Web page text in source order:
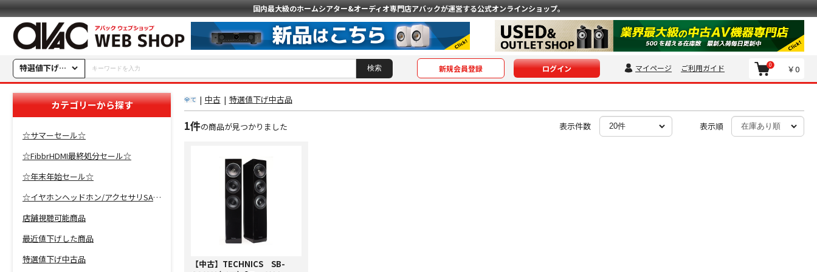
国内最大級のホームシアター&オーディオ専門店アバックが運営する公式オンラインショップ。
特選値下げ中古品 新規会員登録 ログイン マイページ ご利用ガイド ￥0
0
カテゴリーから探す
☆サマーセール☆
☆FibbrHDMI最終処分セール☆
☆年末年始セール☆
☆イヤホンヘッドホン/アクセサリSALE☆
店舗視聴可能商品
最近値下げした商品
特選値下げ中古品
全て | 中古 | 特選値下げ中古品
1件の商品が見つかりました 表示件数 表示順
【中古】TECHNICS SB-